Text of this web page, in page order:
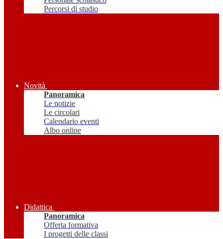
Percorsi di studio
Novità
Panoramica
Le notizie
Le circolari
Calendario eventi
Albo online
Didattica
Panoramica
Offerta formativa
I progetti delle classi